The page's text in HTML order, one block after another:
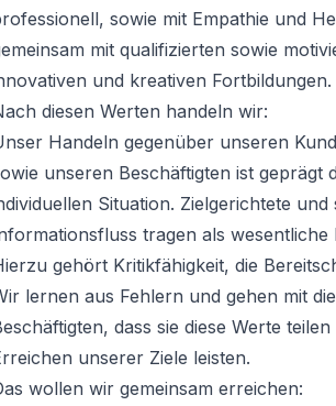
sowie mit Empathie und
mit qualifizierten sowie
und kreativen Fortbildungen.
diesen Werten handeln wir:
Handeln gegenüber unseren
unseren Beschäftigten ist
Situation. Zielgerichtete
tragen als
gehört Kritikfähigkeit, die
lernen aus Fehlern und gehen mit
dass sie diese Werte
unserer Ziele leisten.
wollen wir gemeinsam erreichen: